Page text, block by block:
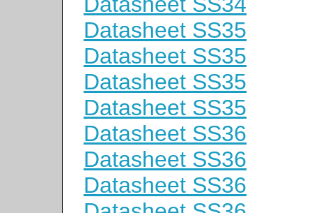
Datasheet SS35
Datasheet SS35
Datasheet SS35
Datasheet SS35
Datasheet SS36
Datasheet SS36
Datasheet SS36